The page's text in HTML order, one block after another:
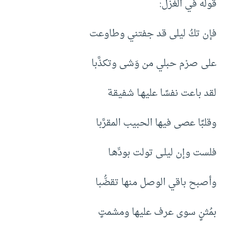
قوله في الغزل:
فإن تكُ ليلى قد جفتني وطاوعت
على صرْم حبلي من وَشى وتكذَّبا
لقد باعت نفسًا عليهـا شفيقـة
وقلبًا عصى فيها الحبيب المقرَّبا
فلست وإن ليلـى تولت بودِّهـا
وأصبح باقي الوصل منها تقضُّبا
بمُثنٍ سوى عرف عليها ومشمتٍ